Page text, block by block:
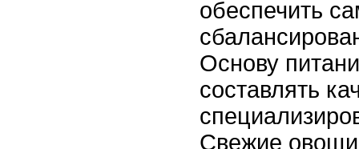
обеспечить
Основу
составлять
Свежие